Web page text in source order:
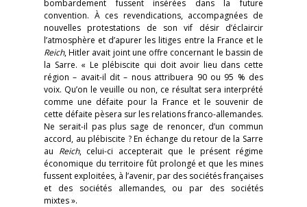
bombardement fussent insérées dans la future
convention. À ces revendications, accompagnées de
nouvelles protestations de son vif désir d’éclaircir
l’atmosphère et d’apurer les litiges entre la France et le
Reich, Hitler avait joint une offre concernant le bassin de
la Sarre. « Le plébiscite qui doit avoir lieu dans cette
région – avait-il dit – nous attribuera 90 ou 95 % des
voix. Qu’on le veuille ou non, ce résultat sera interprété
comme une défaite pour la France et le souvenir de
cette défaite pèsera sur les relations franco-allemandes.
Ne serait-il pas plus sage de renoncer, d’un commun
accord, au plébiscite ? En échange du retour de la Sarre
au Reich, celui-ci accepterait que le présent régime
économique du territoire fût prolongé et que les mines
fussent exploitées, à l’avenir, par des sociétés françaises
et des sociétés allemandes, ou par des sociétés
mixtes ».